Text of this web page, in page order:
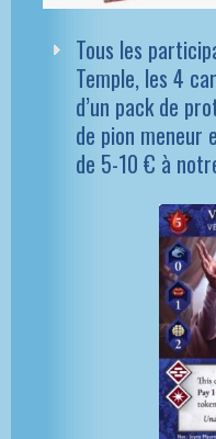
Tous les
Temple, les 4
d’un pack de
de pion meneur
de 5-10 € à